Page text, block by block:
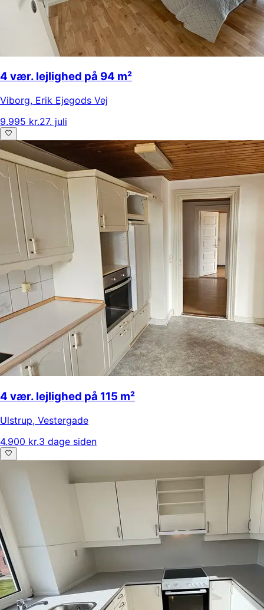
4 vær. lejlighed på 94 m²
Viborg, Erik Ejegods Vej
9.995 kr.27. juli
4 vær. lejlighed på 115 m²
Ulstrup, Vestergade
4.900 kr.3 dage siden